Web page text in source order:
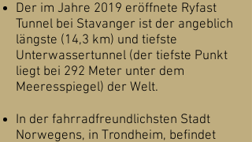
Der im Jahre 2019 eröffnete Ryfast
Tunnel bei Stavanger ist der angeblich
längste (14,3 km) und tiefste
Unterwassertunnel (der tiefste Punkt
liegt bei 292 Meter unter dem
Meeresspiegel) der Welt.
In der fahrradfreundlichsten Stadt
Norwegens, in Trondheim, befindet